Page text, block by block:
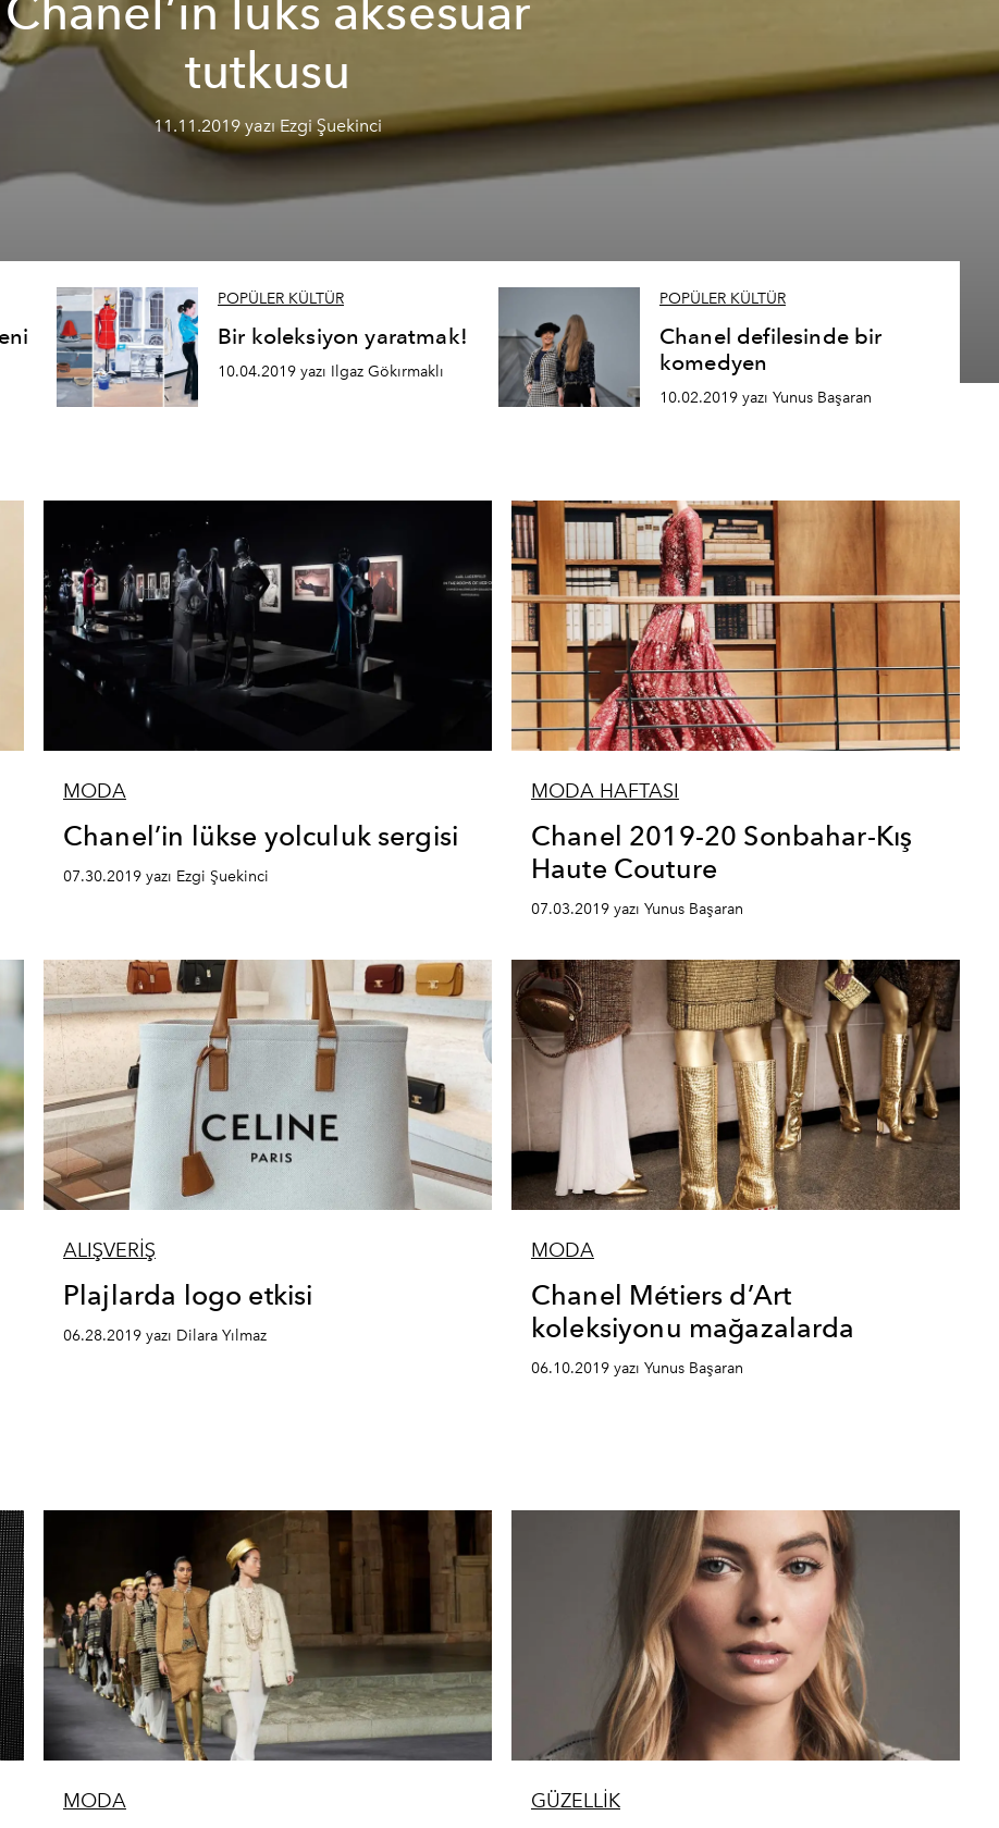
Chanel’in lüks aksesuar
tutkusu
11.11.2019 yazı Ezgi Şuekinci
POPÜLER KÜLTÜR
Bir koleksiyon yaratmak!
10.04.2019 yazı Ilgaz Gökırmaklı
POPÜLER KÜLTÜR
Chanel defilesinde bir
komedyen
10.02.2019 yazı Yunus Başaran
MODA
Chanel’in lükse yolculuk sergisi
07.30.2019 yazı Ezgi Şuekinci
MODA HAFTASI
Chanel 2019-20 Sonbahar-Kış
Haute Couture
07.03.2019 yazı Yunus Başaran
ALIŞVERİŞ
Plajlarda logo etkisi
06.28.2019 yazı Dilara Yılmaz
MODA
Chanel Métiers d’Art
koleksiyonu mağazalarda
06.10.2019 yazı Yunus Başaran
MODA GÜZELLİK